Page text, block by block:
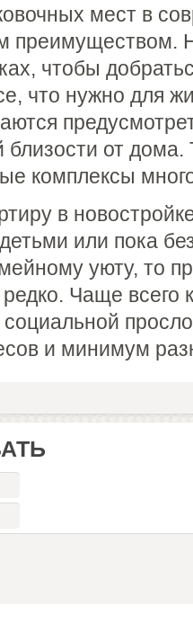
мест в
преимуществом.
чтобы
что нужно для
близости от дома.
комплексы
в
или пока
уюту, то
Чаще всего
и минимум